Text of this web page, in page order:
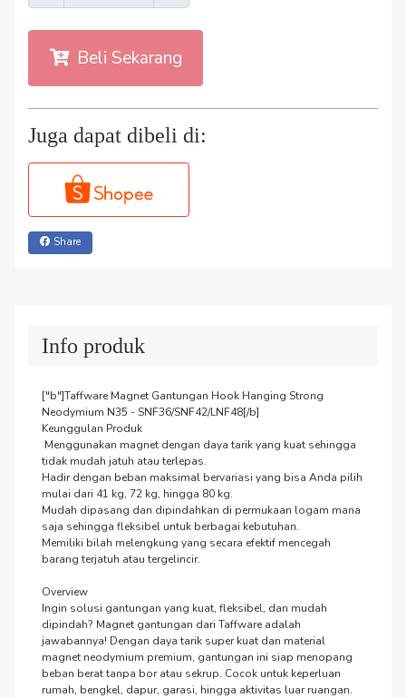
Beli Sekarang
Juga dapat dibeli di:
Share
Info produk
["b"]Taffware Magnet Gantungan Hook Hanging Strong
Neodymium N35 - SNF36/SNF42/LNF48[/b]
Keunggulan Produk
tidak mudah jatuh atau terlepas.
Hadir dengan beban maksimal bervariasi yang bisa Anda pilih
mulai dari 41 kg, 72 kg, hingga 80 kg.
Mudah dipasang dan dipindahkan di permukaan logam mana
saja sehingga fleksibel untuk berbagai kebutuhan.
Memiliki bilah melengkung yang secara efektif mencegah
barang terjatuh atau tergelincir.
Overview
Ingin solusi gantungan yang kuat, fleksibel, dan mudah
dipindah? Magnet gantungan dari Taffware adalah
jawabannya! Dengan daya tarik super kuat dan material
magnet neodymium premium, gantungan ini siap menopang
beban berat tanpa bor atau sekrup. Cocok untuk keperluan
rumah, bengkel, dapur, garasi, hingga aktivitas luar ruangan.